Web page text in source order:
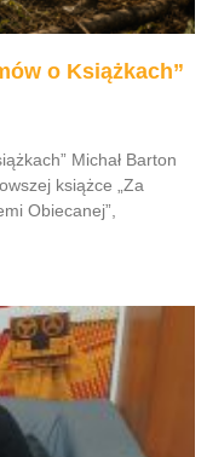
o Książkach”
Michał Barton
książce „Za
Obiecanej”,